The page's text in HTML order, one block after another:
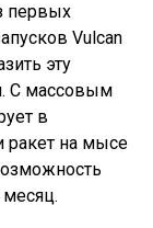
первых
Vulcan
эту
С массовым
в
ракет на мысе